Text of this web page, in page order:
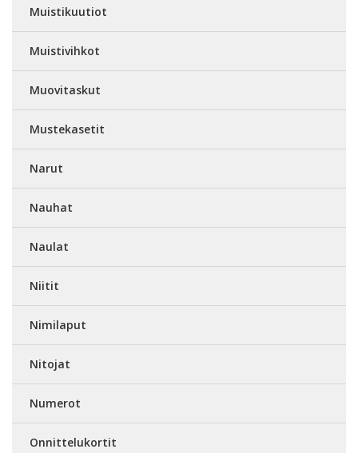
Muistikuutiot
Muistivihkot
Muovitaskut
Mustekasetit
Narut
Nauhat
Naulat
Niitit
Nimilaput
Nitojat
Numerot
Onnittelukortit